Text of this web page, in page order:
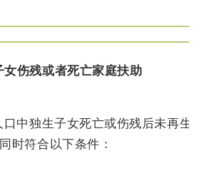
女伤残或者死亡家庭扶助
口中独生子女死亡或伤残后未再生
时符合以下条件：